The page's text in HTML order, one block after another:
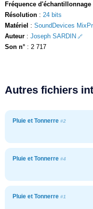
Fréquence d'échantillonnage
Résolution : 24 bits
Matériel : SoundDevices
Auteur : Joseph SARDIN
Son n° : 2 717
Autres fichiers
Pluie et Tonnerre #2
Pluie et Tonnerre #4
Pluie et Tonnerre #1